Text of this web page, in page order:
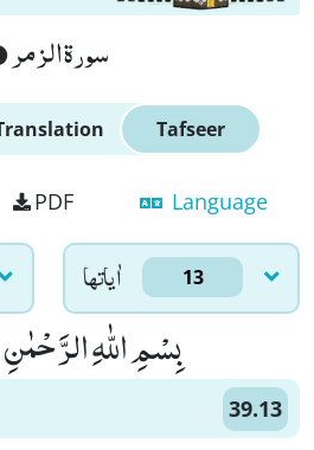
سورة الزمر
Tafseer
PDF Language
اٰياتها 13
بِسْمِ اللّٰهِ
39.13